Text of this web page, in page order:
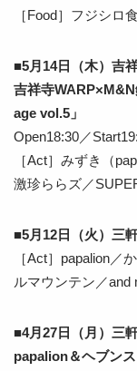
［Food］フジシ
■5月14日（木）吉
吉祥寺
age vol.5」
Open18:30／
［Act］みずき（
激珍ららズ／
■5月12日（火）三
［Act］papalion／
ルマウンテン／
■4月27日（月）三
papalion＆ヘブン